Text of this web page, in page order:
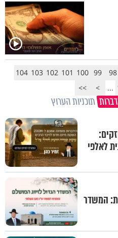
98
99
100
101
102
103
104
...
>
>>
תוכניות הערוץ
לאלפי
המשדר